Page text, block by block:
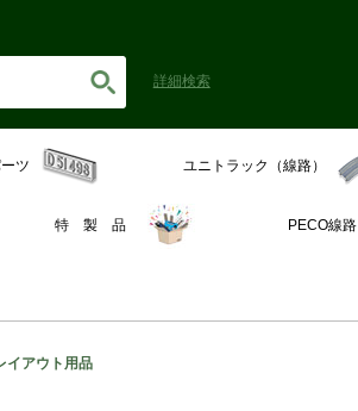
詳細検索
ツ ユニトラック（線路）
特 製 品 PECO線路
イアウト用品